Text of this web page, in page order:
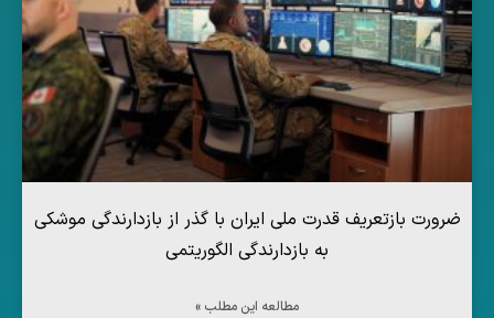
ضرورت بازتعریف قدرت ملی ایران با گذر از بازدارندگی موشکی
به بازدارندگی الگوریتمی
مطالعه این مطلب »